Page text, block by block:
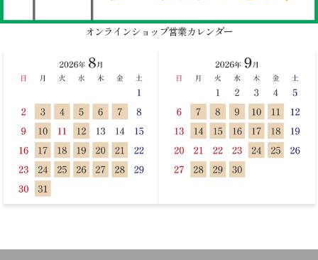
オンラインショップ営業カレンダー